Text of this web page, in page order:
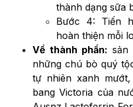
thành dạng sữa
Bước 4: Tiến
hoàn thiện mỗi
Về thành phần: sản
những chú bò quý
tự nhiên xanh
bang Victoria của